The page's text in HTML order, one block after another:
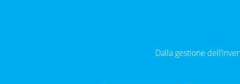
Dalla gestione